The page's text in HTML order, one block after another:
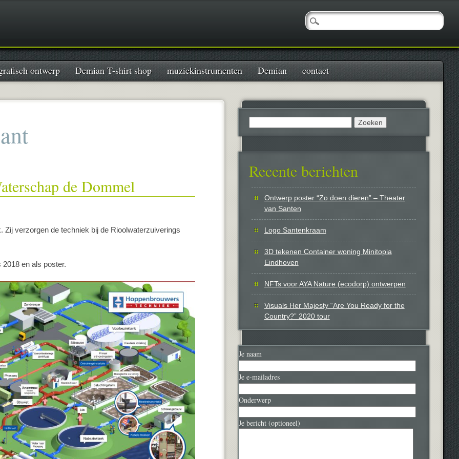
ontwerp Demian T-shirt shop muziekinstrumenten Demian contact
de Dommel
verzorgen de techniek bij de Rioolwaterzuiverings
en als poster.
Recente berichten
Ontwerp poster “Zo doen dieren” – Theater
van Santen
Logo Santenkraam
3D tekenen Container woning Minitopia
Eindhoven
NFTs voor AYA Nature (ecodorp) ontwerpen
Visuals Her Majesty “Are You Ready for the
Country?” 2020 tour
Je naam
Je e-mailadres
Onderwerp
Je bericht (optioneel)